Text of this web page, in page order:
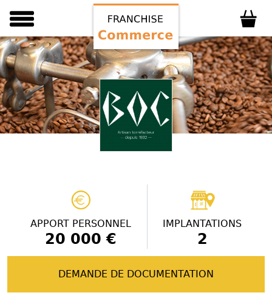
APPORT PERSONNEL
20 000 €
IMPLANTATIONS
2
DEMANDE DE DOCUMENTATION